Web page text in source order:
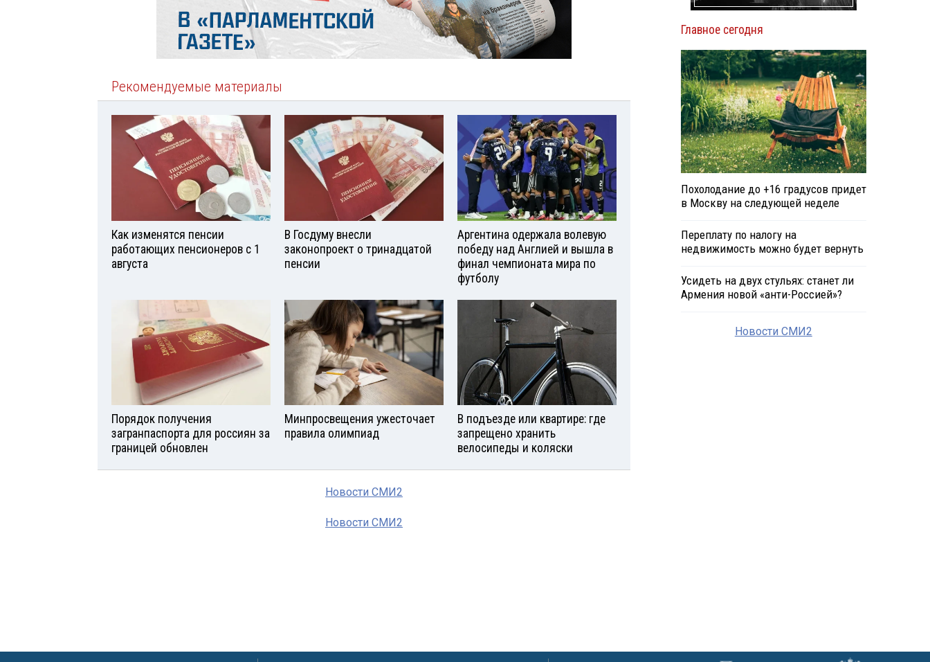
Рекомендуемые материалы
Как изменятся пенсии
работающих пенсионеров с 1
августа
В Госдуму внесли
законопроект о тринадцатой
пенсии
Аргентина одержала волевую
победу над Англией и вышла в
финал чемпионата мира по
футболу
Порядок получения
загранпаспорта для россиян за
границей обновлен
Минпросвещения ужесточает
правила олимпиад
В подъезде или квартире: где
запрещено хранить
велосипеды и коляски
Новости СМИ2
Новости СМИ2
Главное сегодня
Похолодание до +16 градусов придет
в Москву на следующей неделе
Переплату по налогу на
недвижимость можно будет вернуть
Усидеть на двух стульях: станет ли
Армения новой «анти-Россией»?
Новости СМИ2